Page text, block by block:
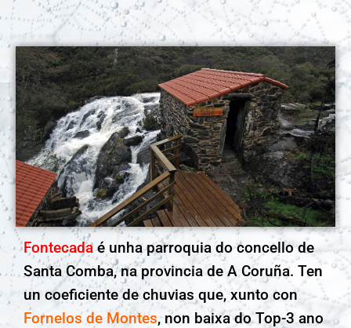
Fontecadaé unha parroquia do concello de
Santa Comba, na provincia de A Coruña. Ten
un coeficiente de chuvias que, xunto con
Fornelos de Montes, non baixa do Top-3 ano